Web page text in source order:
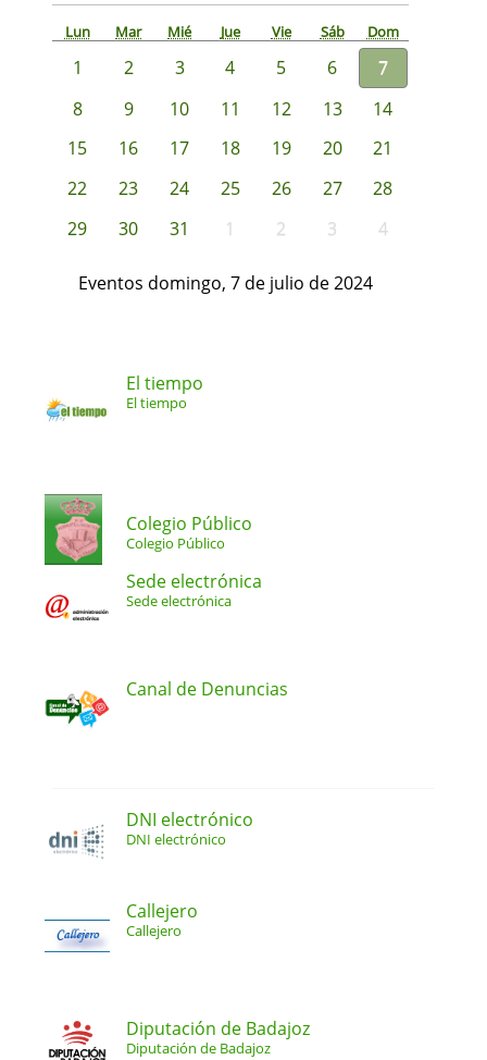
Lun Mar Mié Jue Vie Sáb Dom
1 2 3 4 5 6
7
8
9 10 11 12 13
14
15
16 17 18 19 20
21
22
23 24 25 26 27
28
29
30 31 1 2 3 4
Eventos domingo, 7 de julio de 2024
El tiempo
El tiempo
Colegio Público
Colegio Público
Sede electrónica
Sede electrónica
Canal de Denuncias
DNI electrónico
DNI electrónico
Callejero
Callejero
Diputación de Badajoz
Diputación de Badajoz